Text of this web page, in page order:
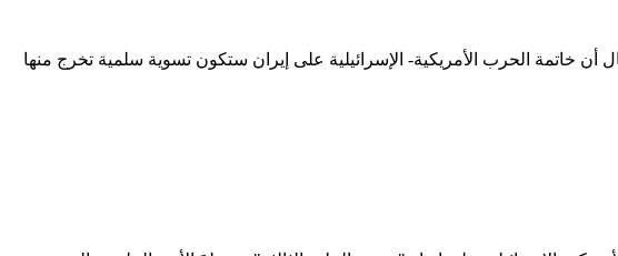
أن خاتمة الحرب الأمريكية- الإسرائيلية على إيران ستكون تسوية سلمية تخرج منها